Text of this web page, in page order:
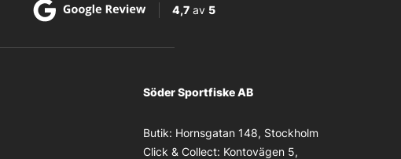
4,7av 5
Söder Sportfiske AB
Butik: Hornsgatan 148, Stockholm
Click & Collect: Kontovägen 5,